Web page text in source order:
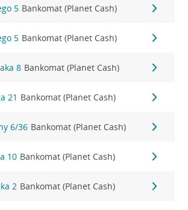
5 Bankomat (Planet Cash)
5 Bankomat (Planet Cash)
8 Bankomat (Planet Cash)
21 Bankomat (Planet Cash)
6/36 Bankomat (Planet Cash)
10 Bankomat (Planet Cash)
2 Bankomat (Planet Cash)